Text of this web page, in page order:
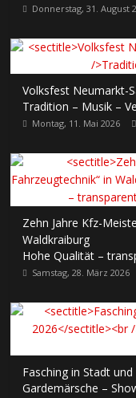
Donnerstag, 31. August
Volksfest Neumarkt-
Tradition – Musik –
Montag, 11. Mai 2026
Zehn Jahre Kfz-
Waldkraiburg
Hohe Qualität –
Samstag, 28. März 2026
Fasching in Stadt
Gardemärsche –